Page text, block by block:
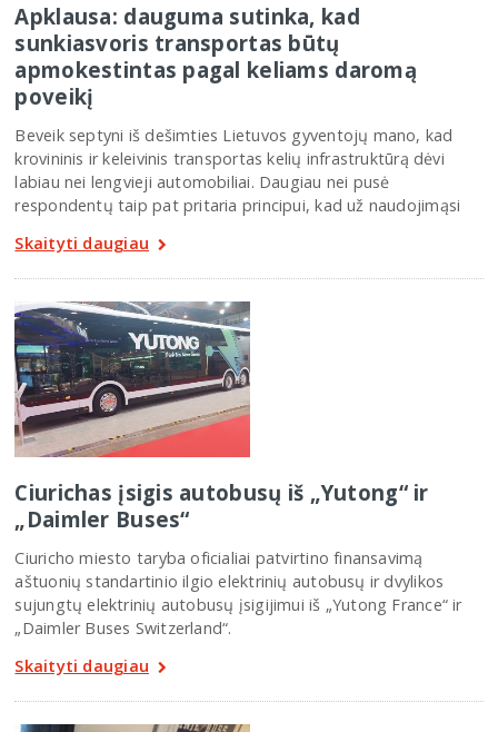
Apklausa: dauguma sutinka, kad
sunkiasvoris transportas būtų
apmokestintas pagal keliams daromą
poveikį
Beveik septyni iš dešimties Lietuvos gyventojų mano, kad
krovininis ir keleivinis transportas kelių infrastruktūrą dėvi
labiau nei lengvieji automobiliai. Daugiau nei pusė
respondentų taip pat pritaria principui, kad už naudojimąsi
Skaityti daugiau
Ciurichas įsigis autobusų iš „Yutong“ ir
„Daimler Buses“
Ciuricho miesto taryba oficialiai patvirtino finansavimą
aštuonių standartinio ilgio elektrinių autobusų ir dvylikos
sujungtų elektrinių autobusų įsigijimui iš „Yutong France“ ir
„Daimler Buses Switzerland“.
Skaityti daugiau